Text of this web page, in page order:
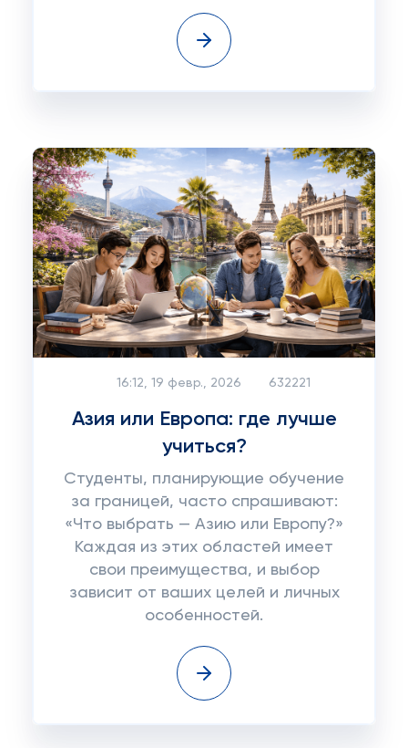
16:12, 19 февр., 2026 632221
Азия или Европа: где лучше
учиться?
Студенты, планирующие обучение
за границей, часто спрашивают:
«Что выбрать — Азию или Европу?»
Каждая из этих областей имеет
свои преимущества, и выбор
зависит от ваших целей и личных
особенностей.